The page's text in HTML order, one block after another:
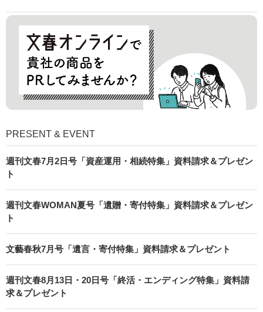
PRESENT & EVENT
週刊文春7月2日号「資産運用・相続特集」資料請求＆プレゼン
ト
週刊文春WOMAN夏号「遺贈・寄付特集」資料請求＆プレゼン
ト
文藝春秋7月号「遺言・寄付特集」資料請求＆プレゼント
週刊文春8月13日・20日号「終活・エンディング特集」資料請
求＆プレゼント